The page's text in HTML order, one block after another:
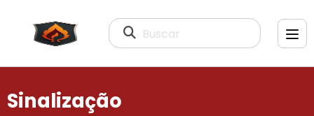
Buscar
Sinalização